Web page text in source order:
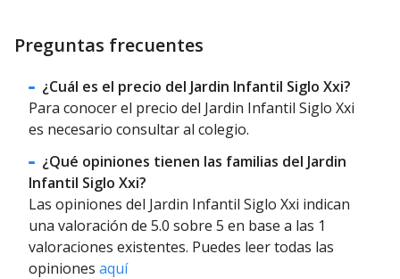
Preguntas frecuentes
¿Cuál es el precio del Jardin Infantil Siglo Xxi?
Para conocer el precio del Jardin Infantil Siglo Xxi
es necesario consultar al colegio.
¿Qué opiniones tienen las familias del Jardin
Infantil Siglo Xxi?
Las opiniones del Jardin Infantil Siglo Xxi indican
una valoración de 5.0 sobre 5 en base a las 1
valoraciones existentes. Puedes leer todas las
opiniones aquí